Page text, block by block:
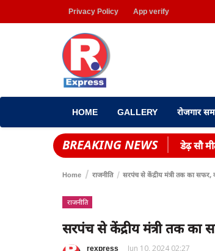
Privacy Policy App verify
HOME GALLERY रोजगार
BREAKING NEWS डेढ़ सौ
Home राजनीति सरपंच से केंद्रीय मंत्री तक का सफर,
राजनीति
सरपंच से केंद्रीय मंत्री तक का
rexpress Jun 10, 2024 02:27